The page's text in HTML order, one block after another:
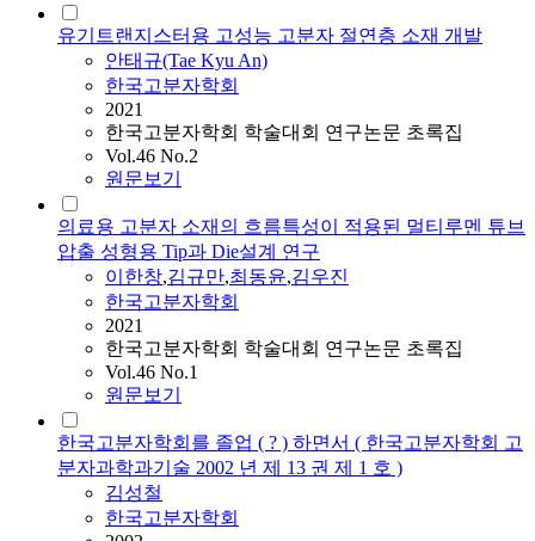
유기트랜지스터용 고성능 고분자 절연층 소재 개발
안태규(Tae Kyu An)
한국고분자학회
2021
한국고분자학회 학술대회 연구논문 초록집
Vol.46 No.2
원문보기
의료용 고분자 소재의 흐름특성이 적용된 멀티루멘 튜브
압출 성형용 Tip과 Die설계 연구
이한창,김규만,최동윤,김우진
한국고분자학회
2021
한국고분자학회 학술대회 연구논문 초록집
Vol.46 No.1
원문보기
한국고분자학회를 졸업 ( ? ) 하면서 ( 한국고분자학회 고
분자과학과기술 2002 년 제 13 권 제 1 호 )
김성철
한국고분자학회